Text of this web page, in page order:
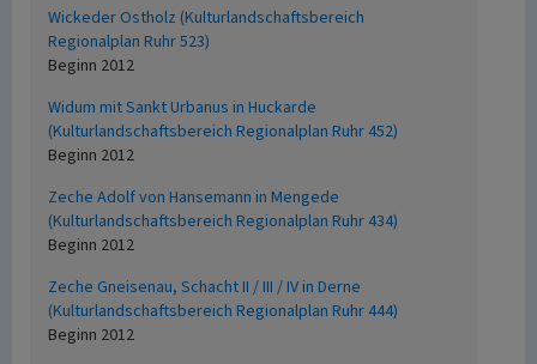
Wickeder Ostholz (Kulturlandschaftsbereich
Regionalplan Ruhr 523)
Beginn 2012
Widum mit Sankt Urbanus in Huckarde
(Kulturlandschaftsbereich Regionalplan Ruhr 452)
Beginn 2012
Zeche Adolf von Hansemann in Mengede
(Kulturlandschaftsbereich Regionalplan Ruhr 434)
Beginn 2012
Zeche Gneisenau, Schacht II / III / IV in Derne
(Kulturlandschaftsbereich Regionalplan Ruhr 444)
Beginn 2012